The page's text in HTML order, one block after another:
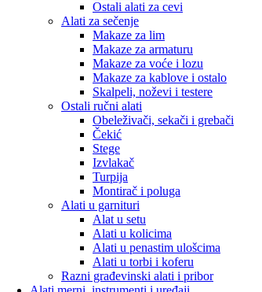
Ostali alati za cevi
Alati za sečenje
Makaze za lim
Makaze za armaturu
Makaze za voće i lozu
Makaze za kablove i ostalo
Skalpeli, noževi i testere
Ostali ručni alati
Obeleživači, sekači i grebači
Čekić
Stege
Izvlakač
Turpija
Montirač i poluga
Alati u garnituri
Alat u setu
Alati u kolicima
Alati u penastim ulošcima
Alati u torbi i koferu
Razni građevinski alati i pribor